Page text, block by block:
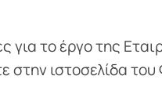
για το έργο της
στην ιστοσελίδα